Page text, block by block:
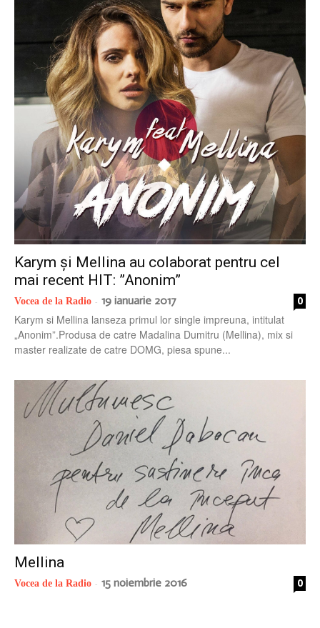
Karym și Mellina au colaborat pentru cel
mai recent HIT: ”Anonim”
Vocea de la Radio - 19 ianuarie 2017 0
Karym si Mellina lanseza primul lor single impreuna, intitulat
„Anonim”.Produsa de catre Madalina Dumitru (Mellina), mix si
master realizate de catre DOMG, piesa spune...
Mellina
Vocea de la Radio - 15 noiembrie 2016 0